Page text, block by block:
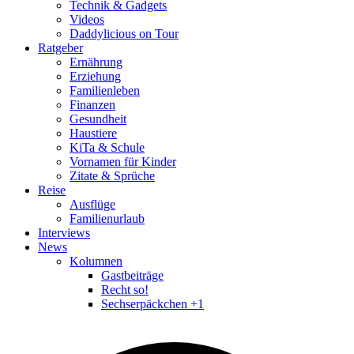
Technik & Gadgets
Videos
Daddylicious on Tour
Ratgeber
Ernährung
Erziehung
Familienleben
Finanzen
Gesundheit
Haustiere
KiTa & Schule
Vornamen für Kinder
Zitate & Sprüche
Reise
Ausflüge
Familienurlaub
Interviews
News
Kolumnen
Gastbeiträge
Recht so!
Sechserpäckchen +1